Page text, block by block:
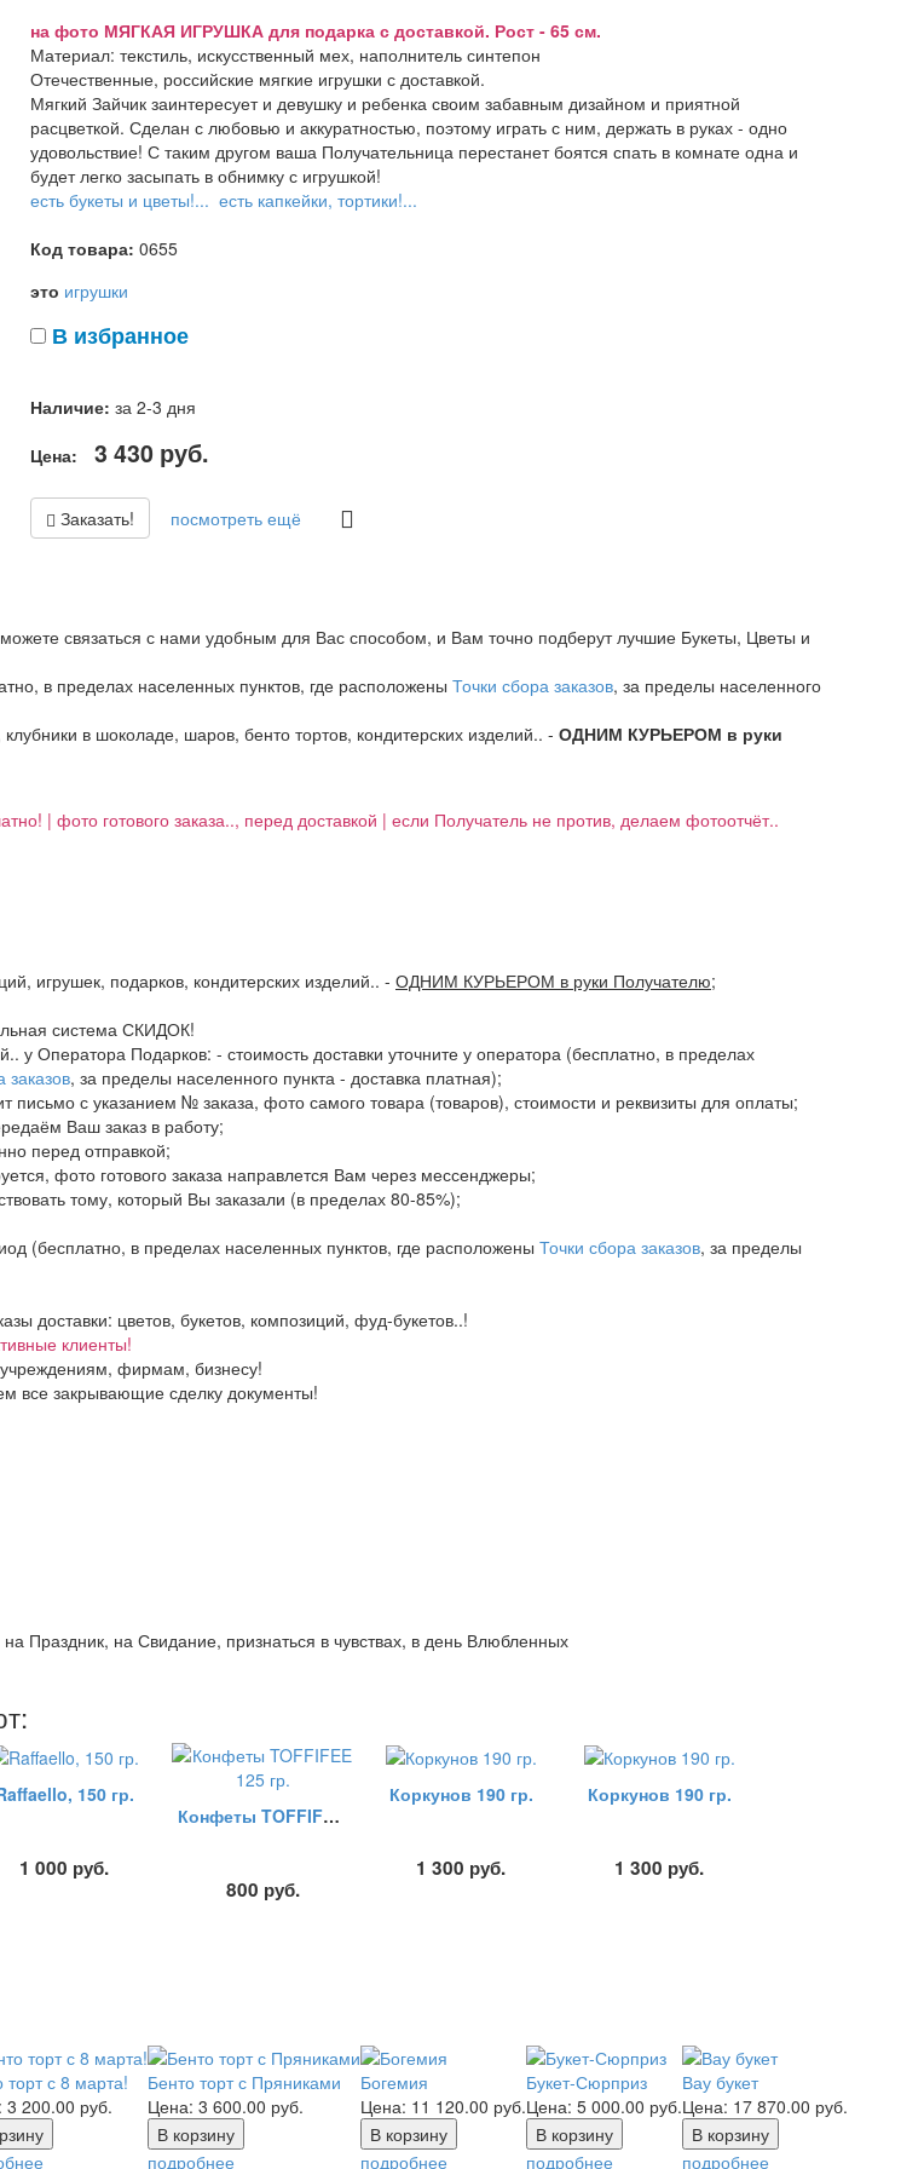
на фото МЯГКАЯ ИГРУШКА для подарка с доставкой. Рост - 65 см.
Материал: текстиль, искусственный мех, наполнитель синтепон
Отечественные, российские мягкие игрушки с доставкой.
Мягкий Зайчик заинтересует и девушку и ребенка своим забавным дизайном и приятной
расцветкой. Сделан с любовью и аккуратностью, поэтому играть с ним, держать в руках - одно
удовольствие! С таким другом ваша Получательница перестанет боятся спать в комнате одна и
будет легко засыпать в обнимку с игрушкой!
есть букеты и цветы!... есть капкейки, тортики!...
Код товара: 0655
это игрушки
В избранное
Наличие: за 2-3 дня
Цена:
3 430 руб.
Заказать! посмотреть ещё
связаться с нами удобным для Вас способом, и Вам точно подберут лучшие Букеты, Цветы и
в пределах населенных пунктов, где расположены Точки сбора заказов, за пределы населенного
в шоколаде, шаров, бенто тортов, кондитерских изделий.. - ОДНИМ КУРЬЕРОМ в руки
| фото готового заказа.., перед доставкой | если Получатель не против, делаем фотоотчёт..
игрушек, подарков, кондитерских изделий.. - ОДНИМ КУРЬЕРОМ в руки Получателю;
система СКИДОК!
у Оператора Подарков: - стоимость доставки уточните у оператора (бесплатно, в пределах
заказов, за пределы населенного пункта - доставка платная);
письмо с указанием № заказа, фото самого товара (товаров), стоимости и реквизиты для оплаты;
Ваш заказ в работу;
перед отправкой;
фото готового заказа направлется Вам через мессенджеры;
тому, который Вы заказали (в пределах 80-85%);
(бесплатно, в пределах населенных пунктов, где расположены Точки сбора заказов, за пределы
доставки: цветов, букетов, композиций, фуд-букетов..!
клиенты!
фирмам, бизнесу!
все закрывающие сделку документы!
Праздник, на Свидание, признаться в чувствах, в день Влюбленных
150 гр.
1 000 руб.
Конфеты TOFFIFEE 125 гр.
800 руб.
Коркунов 190 гр.
1 300 руб.
Коркунов 190 гр.
1 300 руб.
торт с 8 марта!
3 200.00 руб.
Бенто торт с Пряниками
Цена: 3 600.00 руб.
подробнее
Богемия
Цена: 11 120.00 руб.
подробнее
Букет-Сюрприз
Цена: 5 000.00 руб.
подробнее
Вау букет
Цена: 17 870.00 руб.
подробнее